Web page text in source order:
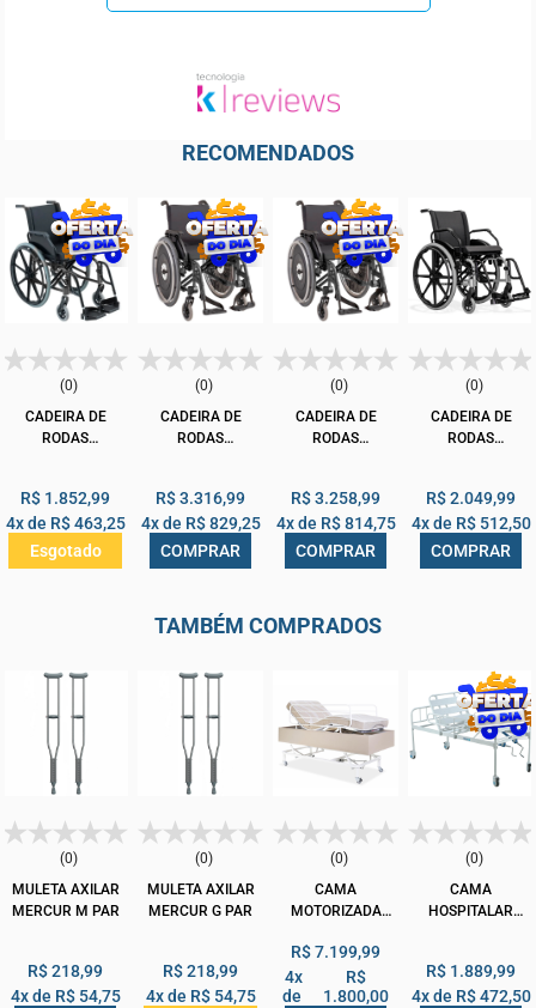
RECOMENDADOS
(0)
CADEIRA DE
RODAS
DOBRÁVEL
PRETA
R$ 1.852,99
4x de R$ 463,25
Esgotado
(0)
CADEIRA DE
RODAS
ASSENTO 44L X
40P X 40A
R$ 3.316,99
4x de R$ 829,25
COMPRAR
(0)
CADEIRA DE
RODAS
ASSENTO 46L X
45P X 45A
R$ 3.258,99
4x de R$ 814,75
COMPRAR
(0)
CADEIRA DE
RODAS
DOBRÁVEL
OBESO 120KG
PRETA
R$ 2.049,99
4x de R$ 512,50
COMPRAR
TAMBÉM COMPRADOS
(0)
MULETA AXILAR
MERCUR M PAR
R$ 218,99
4x de R$ 54,75
(0)
MULETA AXILAR
MERCUR G PAR
R$ 218,99
4x de R$ 54,75
(0)
CAMA
MOTORIZADA
COMFORT PILATI
COM ELEVAÇÃO
R$ 7.199,99
4x
de
R$
1.800,00
(0)
CAMA
HOSPITALAR
R$ 1.889,99
4x de R$ 472,50